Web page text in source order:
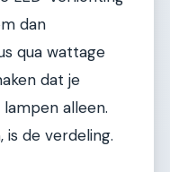
dan
qua wattage
dat je
alleen.
de verdeling.